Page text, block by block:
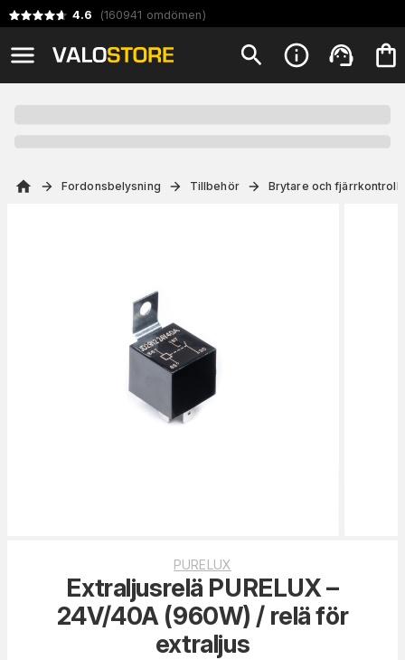
4.6 (160941 omdömen)
Fordonsbelysning Tillbehör Brytare och
PURELUX
Extraljusrelä PURELUX –
24V/40A (960W) / relä för
extraljus